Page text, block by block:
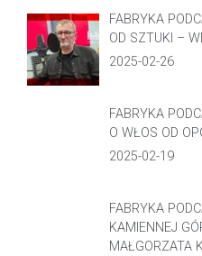
FABRYKA
OD SZTUKI –
2025-02-26
FABRYKA
O WŁOS OD
2025-02-19
FABRYKA
KAMIENNEJ
MAŁGORZATA